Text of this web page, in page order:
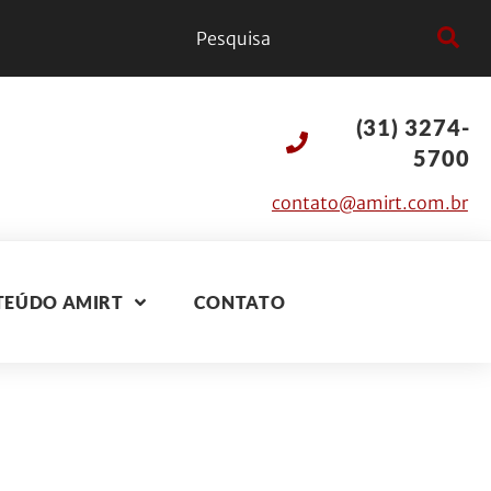
(31) 3274-
5700
contato@amirt.com.br
AMIRT CONTATO